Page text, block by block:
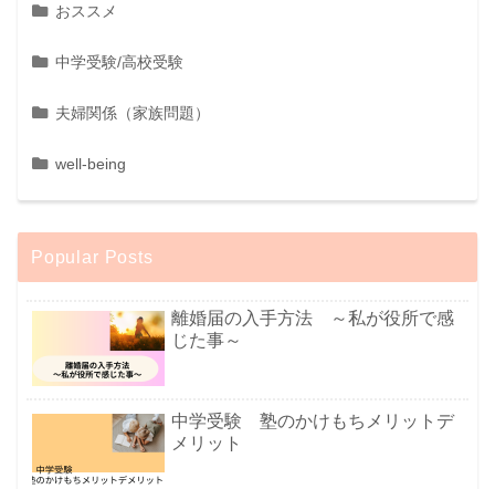
おススメ
中学受験/高校受験
夫婦関係（家族問題）
well-being
Popular Posts
離婚届の入手方法 ～私が役所で感
じた事～
中学受験 塾のかけもちメリットデ
メリット